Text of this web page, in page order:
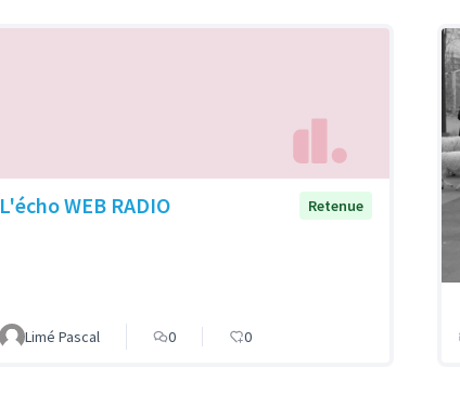
L'écho WEB RADIO Retenue
Limé Pascal 0 0